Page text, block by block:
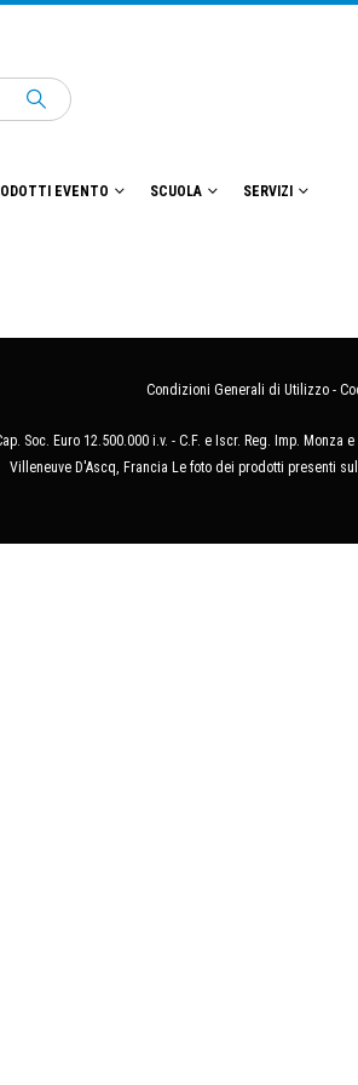
EVENTO SCUOLA SERVIZI
Condizioni Generali di Utilizzo -
Soc. Euro 12.500.000 i.v. - C.F. e Iscr. Reg. Imp.
Villeneuve D'Ascq, Francia Le foto dei prodotti presenti